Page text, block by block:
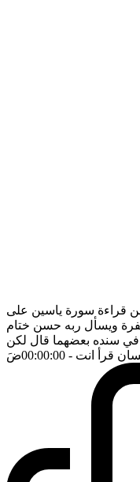
قراءة سورة ياسين على
ويسأل ربه حسن ختام
في سنده بعضهما قال لكن
قرأ انت - 00:00:00 ضَ